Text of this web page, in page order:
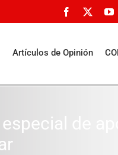
Facebook
Artículos de Opinión
de